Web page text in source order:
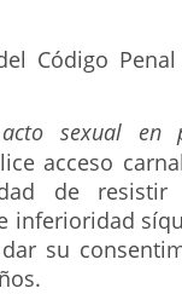
Código
sexual en
acceso
de
inferioridad
su